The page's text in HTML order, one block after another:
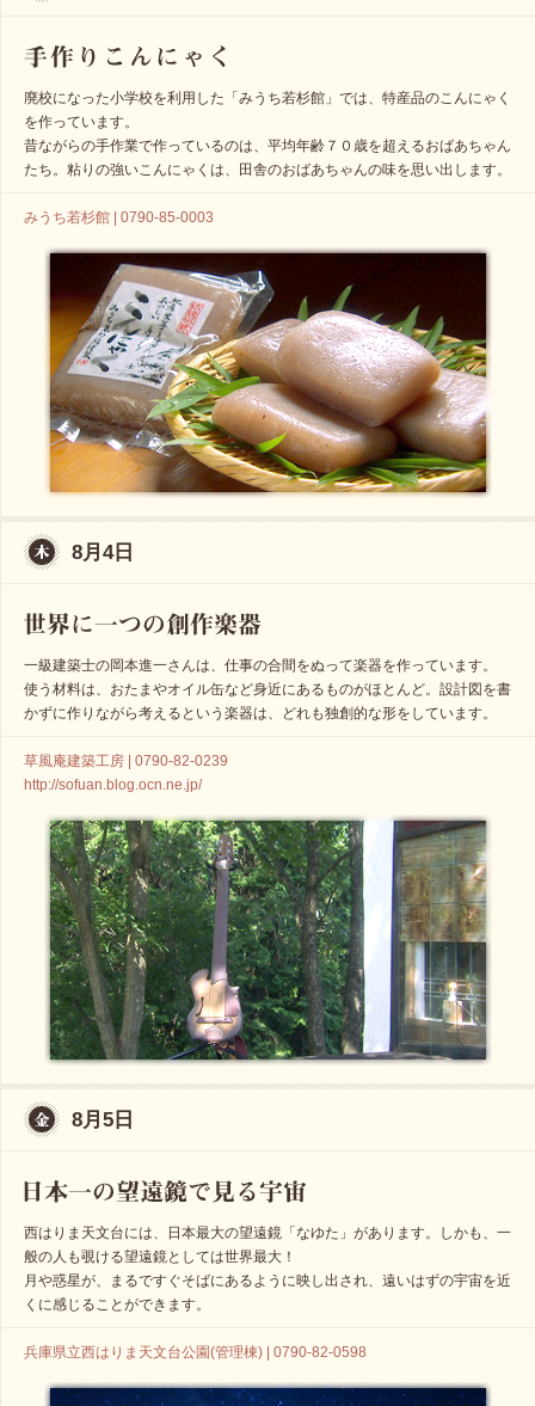
廃校になった小学校を利用した「みうち若杉館」では、特産品のこんにゃく
を作っています。
昔ながらの手作業で作っているのは、平均年齢７０歳を超えるおばあちゃん
たち。粘りの強いこんにゃくは、田舎のおばあちゃんの味を思い出します。
みうち若杉館 | 0790-85-0003
8月4日
一級建築士の岡本進一さんは、仕事の合間をぬって楽器を作っています。
使う材料は、おたまやオイル缶など身近にあるものがほとんど。設計図を書
かずに作りながら考えるという楽器は、どれも独創的な形をしています。
草風庵建築工房 | 0790-82-0239
http://sofuan.blog.ocn.ne.jp/
8月5日
西はりま天文台には、日本最大の望遠鏡「なゆた」があります。しかも、一
般の人も覗ける望遠鏡としては世界最大！
月や惑星が、まるですぐそばにあるように映し出され、遠いはずの宇宙を近
くに感じることができます。
兵庫県立西はりま天文台公園(管理棟) | 0790-82-0598